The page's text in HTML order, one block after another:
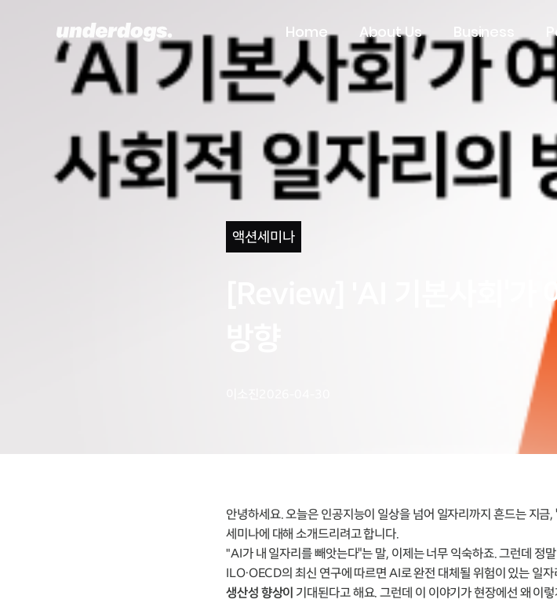
액션세미나
[Review] 'AI 기본사회'가
안녕하세요. 오늘은 인공지능이 일상을 넘어 일자리까지 흔드는 지
세미나에 대해 소개드리려고 합니다.
"AI가 내 일자리를 빼앗는다"는 말, 이제는 너무 익숙하죠. 그런데 정
ILO·OECD의 최신 연구에 따르면 AI로 완전 대체될 위험이 있는 일
생산성 향상이 기대된다고 해요. 그런데 이 이야기가 현장에선 왜 이
Home About Us Business